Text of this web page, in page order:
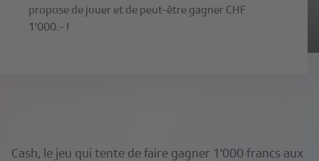
propose de jouer et de peut-être gagner CHF
1'000.- !
Cash, le jeu qui tente de faire gagner 1'000 francs aux